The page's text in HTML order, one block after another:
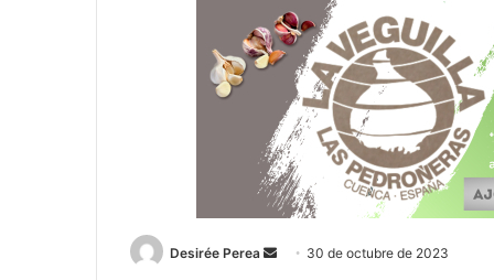
Desirée Perea 30 de octubre de 2023